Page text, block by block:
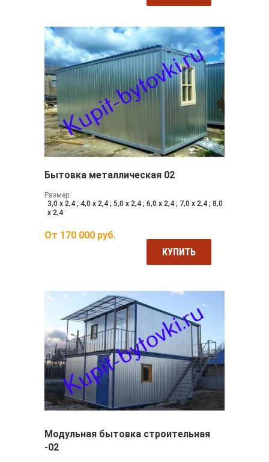
Бытовка металлическая 02
Размер:
3,0 х 2,4 ; 4,0 х 2,4 ; 5,0 х 2,4 ; 6,0 х 2,4 ; 7,0 х 2,4 ; 8,0
х 2,4
От 170 000 руб.
КУПИТЬ
Модульная бытовка строительная
-02